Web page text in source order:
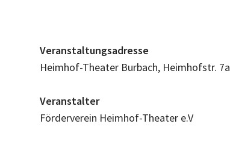
Veranstaltungsadresse
Heimhof-Theater Burbach, Heimhofstr. 7a
Veranstalter
Förderverein Heimhof-Theater e.V